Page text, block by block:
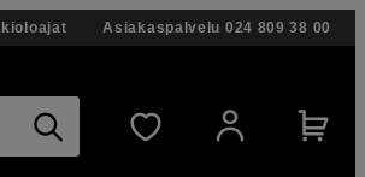
Asiakaspalvelu 024 809 38 00